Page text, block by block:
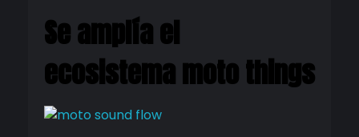
Se amplía el
ecosistema moto things